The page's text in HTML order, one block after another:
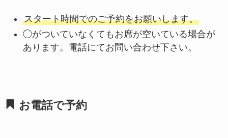
スタート時間でのご予約をお願いします。
◯がついていなくてもお席が空いている場合が
あります。電話にてお問い合わせ下さい。
お電話で予約